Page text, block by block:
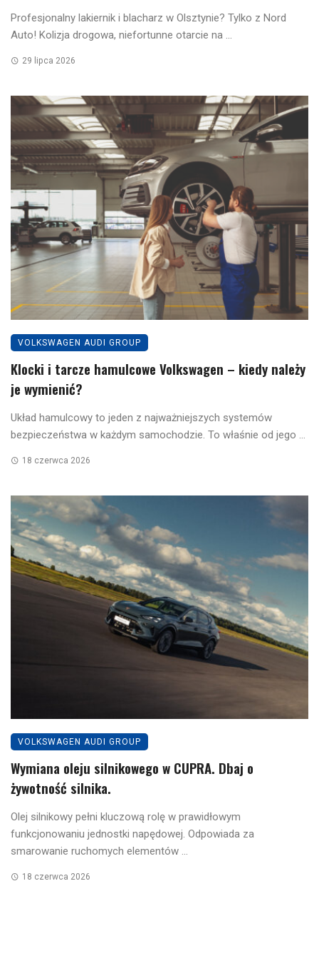
Profesjonalny lakiernik i blacharz w Olsztynie? Tylko z Nord
Auto! Kolizja drogowa, niefortunne otarcie na ...
29 lipca 2026
VOLKSWAGEN AUDI GROUP
Klocki i tarcze hamulcowe Volkswagen – kiedy należy
je wymienić?
Układ hamulcowy to jeden z najważniejszych systemów
bezpieczeństwa w każdym samochodzie. To właśnie od jego ...
18 czerwca 2026
VOLKSWAGEN AUDI GROUP
Wymiana oleju silnikowego w CUPRA. Dbaj o
żywotność silnika.
Olej silnikowy pełni kluczową rolę w prawidłowym
funkcjonowaniu jednostki napędowej. Odpowiada za
smarowanie ruchomych elementów ...
18 czerwca 2026